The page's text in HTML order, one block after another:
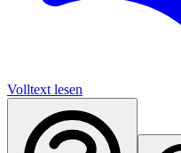
Volltext lesen